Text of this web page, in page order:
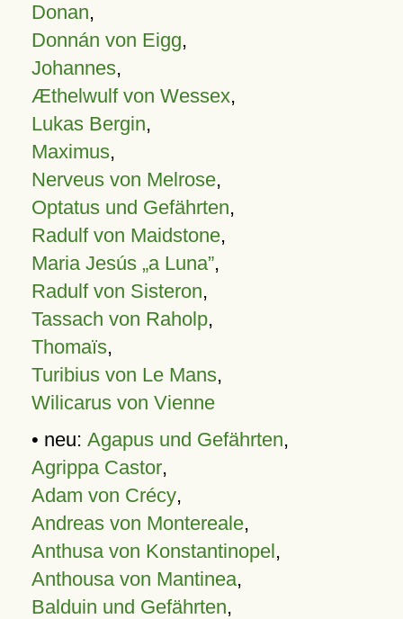
Donan,
Donnán von Eigg,
Johannes,
Æthelwulf von Wessex,
Lukas Bergin,
Maximus,
Nerveus von Melrose,
Optatus und Gefährten,
Radulf von Maidstone,
Maria Jesús „a Luna”,
Radulf von Sisteron,
Tassach von Raholp,
Thomaïs,
Turibius von Le Mans,
Wilicarus von Vienne
• neu: Agapus und Gefährten,
Agrippa Castor,
Adam von Crécy,
Andreas von Montereale,
Anthusa von Konstantinopel,
Anthousa von Mantinea,
Balduin und Gefährten,